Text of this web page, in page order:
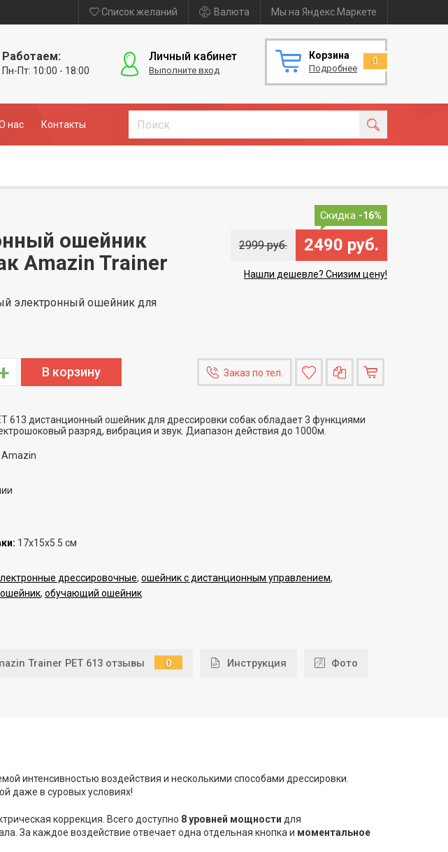
Список желаний Валюта Мы на Яндекс.Маркете
Работаем:
Пн-Пт: 10:00 - 18:00
Личный кабинет
Выполните вход
Корзина
Подробнее
0
нас Контакты
Скидка -16%
ошейник
Amazin Trainer
электронный ошейник для
2999 руб. 2490 руб.
Нашли дешевле? Снизим цену!
Заказ по тел.
613 дистанционный ошейник для дрессировки собак обладает 3 функциями
разряд, вибрация и звук. Диапазон действия до 1000м.
Amazin
: 17х15х5.5 см
дрессировочные, ошейник с дистанционным управлением,
, обучающий ошейник
Trainer PET 613 отзывы 0 Инструкция Фото
интенсивностью воздействия и несколькими способами дрессировки.
даже в суровых условиях!
коррекция. Всего доступно 8 уровней мощности для
За каждое воздействие отвечает одна отдельная кнопка и моментальное